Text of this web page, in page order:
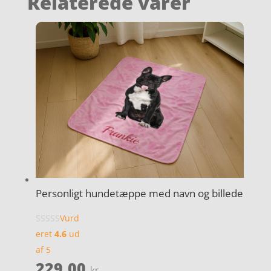
Personligt hundetæppe med navn og billede
Vurd
eret 4.6ud
af 5